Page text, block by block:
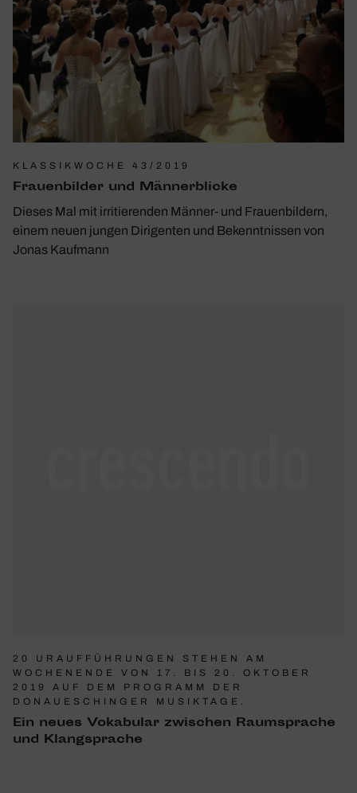
KLASSIKWOCHE 43/2019
Frau­en­bilder und Männer­blicke
Dieses Mal mit irritierenden Männer- und Frauenbildern,
einem neuen jungen Dirigenten und Bekenntnissen von
Jonas Kaufmann
20 URAUFFÜHRUNGEN STEHEN AM
WOCHENENDE VON 17. BIS 20. OKTOBER
2019 AUF DEM PROGRAMM DER
DONAUESCHINGER MUSIKTAGE.
Ein neues Voka­bular zwischen Raum­sprache
und Klang­sprache